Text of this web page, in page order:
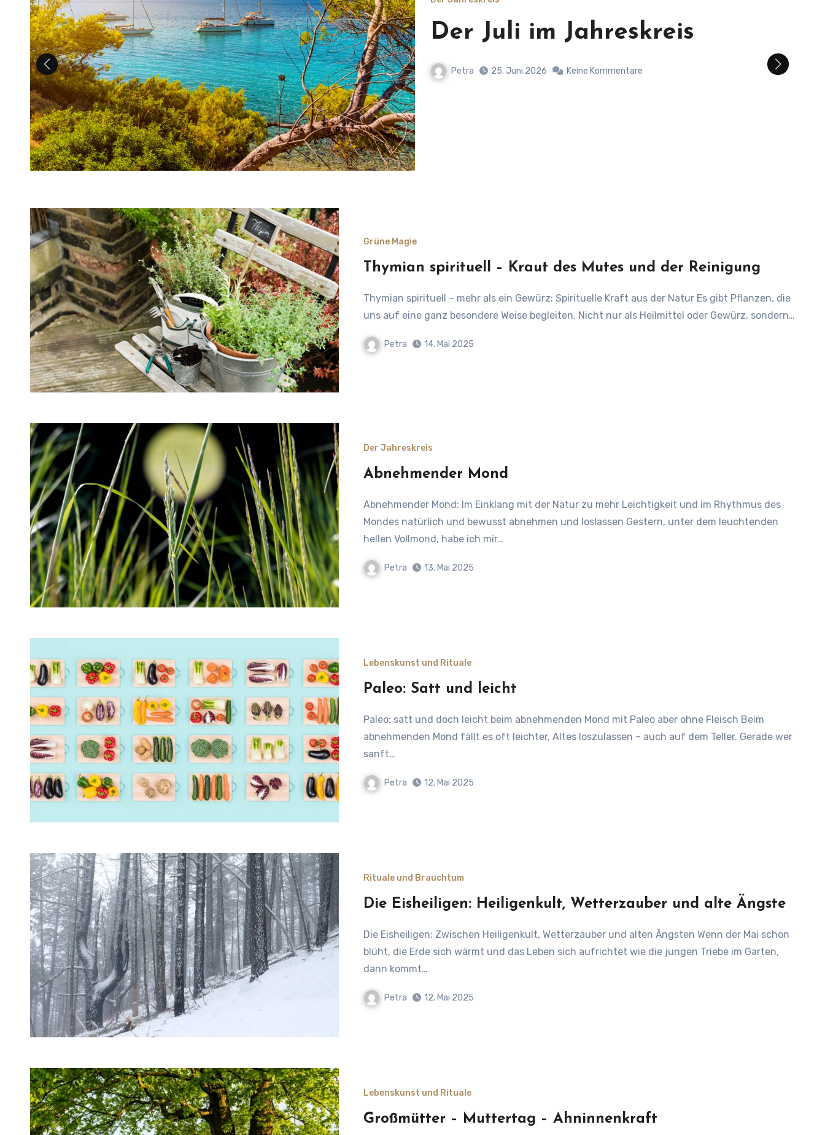
Methusalem-Bäume
Petra 11. Juni 2026 Keine Kommentare
Grüne Magie
Thymian spirituell – Kraut des Mutes und der Reinigung
Thymian spirituell – mehr als ein Gewürz: Spirituelle Kraft aus der Natur Es gibt Pflanzen, die
uns auf eine ganz besondere Weise begleiten. Nicht nur als Heilmittel oder Gewürz, sondern…
Petra 14. Mai 2025
Der Jahreskreis
Abnehmender Mond
Abnehmender Mond: Im Einklang mit der Natur zu mehr Leichtigkeit und im Rhythmus des
Mondes natürlich und bewusst abnehmen und loslassen Gestern, unter dem leuchtenden
hellen Vollmond, habe ich mir…
Petra 13. Mai 2025
Lebenskunst und Rituale
Paleo: Satt und leicht
Paleo: satt und doch leicht beim abnehmenden Mond mit Paleo aber ohne Fleisch Beim
abnehmenden Mond fällt es oft leichter, Altes loszulassen – auch auf dem Teller. Gerade wer
sanft…
Petra 12. Mai 2025
Rituale und Brauchtum
Die Eisheiligen: Heiligenkult, Wetterzauber und alte Ängste
Die Eisheiligen: Zwischen Heiligenkult, Wetterzauber und alten Ängsten Wenn der Mai schon
blüht, die Erde sich wärmt und das Leben sich aufrichtet wie die jungen Triebe im Garten,
dann kommt…
Petra 12. Mai 2025
Lebenskunst und Rituale
Großmütter – Muttertag – Ahninnenkraft